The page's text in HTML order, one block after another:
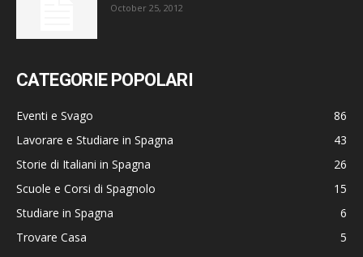
October 25, 2012
CATEGORIE POPOLARI
Eventi e Svago
86
Lavorare e Studiare in Spagna
43
Storie di Italiani in Spagna
26
Scuole e Corsi di Spagnolo
15
Studiare in Spagna
6
Trovare Casa
5